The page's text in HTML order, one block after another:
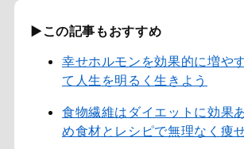
▶この記事もおすすめ
幸せホルモンを効果的に増や
て人生を明るく生きよう
食物繊維はダイエットに効果
め食材とレシピで無理なく痩